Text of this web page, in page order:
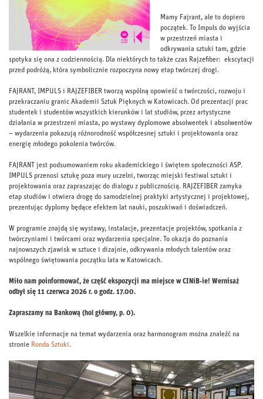
Mamy Fajrant, ale to dopiero
początek. To Impuls do wyjścia
w przestrzeń miasta i
odkrywania sztuki tam, gdzie
spotyka się ona z codziennością. Dla niektórych to także czas Rajzefiber: ekscytacji
przed podróżą, która symbolicznie rozpoczyna nowy etap twórczej drogi.
FAJRANT, IMPULS i RAJZEFIBER tworzą wspólną opowieść o twórczości, rozwoju i
przekraczaniu granic Akademii Sztuk Pięknych w Katowicach. Od prezentacji prac
studentek i studentów wszystkich kierunków i lat studiów, przez artystyczne
działania w przestrzeni miasta, po wystawy dyplomowe absolwentek i absolwentów
– wydarzenia pokazują różnorodność współczesnej sztuki i projektowania oraz
energię młodego pokolenia twórców.
FAJRANT jest podsumowaniem roku akademickiego i świętem społeczności ASP.
IMPULS przenosi sztukę poza mury uczelni, tworząc miejski festiwal sztuki i
projektowania oraz zapraszając do dialogu z publicznością. RAJZEFIBER zamyka
etap studiów i otwiera drogę do samodzielnej praktyki artystycznej i projektowej,
prezentując dyplomy będące efektem lat nauki, poszukiwań i doświadczeń.
W programie znajdą się wystawy, instalacje, prezentacje projektów, spotkania z
twórczyniami i twórcami oraz wydarzenia specjalne. To okazja do poznania
najnowszych zjawisk w sztuce i dizajnie, odkrywania młodych talentów oraz
wspólnego świętowania początku lata w Katowicach.
Miło nam poinformować, że część ekspozycji ma miejsce w CINiB-ie! Wernisaż
odbył się 11 czerwca 2026 r. o godz. 17.00.
Zapraszamy na Bankową (hol główny, p. 0).
Wszelkie informacje na temat wydarzenia oraz harmonogram można znaleźć na
stronie Ronda Sztuki.